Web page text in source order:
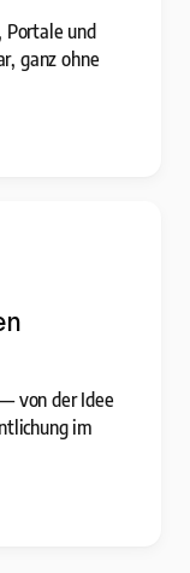
Portale und
ganz ohne
von der Idee
im